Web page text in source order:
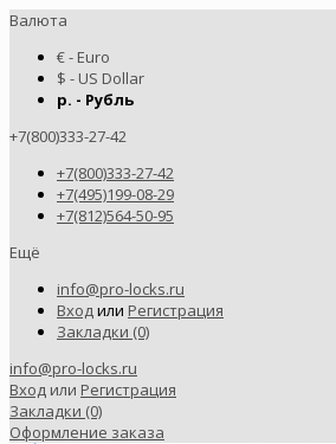
Валюта
€ - Euro
$ - US Dollar
р. - Рубль
+7(800)333-27-42
+7(800)333-27-42
+7(495)199-08-29
+7(812)564-50-95
Ещё
info@pro-locks.ru
Входили Регистрация
Закладки (0)
info@pro-locks.ru
Вход или Регистрация
Закладки (0)
Оформление заказа